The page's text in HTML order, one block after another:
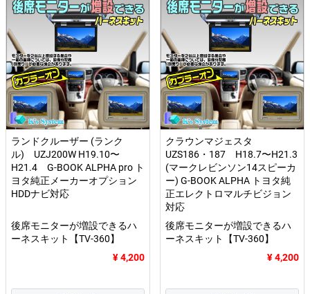
ランドクルーザー (ランク
ル) UZJ200W H19.10〜
H21.4 G-BOOK ALPHA pro ト
ヨタ純正メーカーオプション
HDDナビ対応
後席モニターが増設できるハ
ーネスキット【TV-360】
¥ 4,200
クラウンマジェスタ
UZS186・187 H18.7〜H21.3
(マークレビンソン14スピーカ
ー) G-BOOK ALPHA トヨタ純
正エレクトロマルチビジョン
対応
後席モニターが増設できるハ
ーネスキット【TV-360】
¥ 4,200